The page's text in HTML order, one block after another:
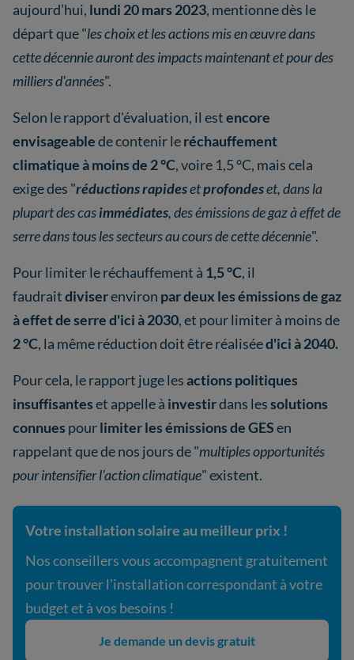
aujourd’hui, lundi 20 mars 2023, mentionne dès le
départ que "les choix et les actions mis en œuvre dans
cette décennie auront des impacts maintenant et pour des
milliers d'années".
Selon le rapport d'évaluation, il estencore
envisageablede contenir leréchauffement
climatique à moins de 2 °C, voire 1,5 °C, mais cela
exige des "réductions rapidesetprofondeset, dans la
plupart des casimmédiates, des émissions de gaz à effet de
serre dans tous les secteurs au cours de cette décennie".
Pour limiter le réchauffement à 1,5 °C, il
faudraitdiviserenviron par deux les émissions de gaz
à effet de serre d'ici à 2030, et pour limiter à moins de
2 °C, la même réduction doit être réaliséed'ici à 2040.
Pour cela, le rapport juge lesactions politiques
insuffisanteset appelle à investirdans lessolutions
connues pourlimiter les émissions de GESen
rappelant que de nos jours de "multiples opportunités
pour intensifier l'action climatique" existent.
Votre installation solaire au meilleur prix !
Nos conseillers vous accompagnent gratuitement
pour trouver l'installation correspondant à votre
budget et à vos besoins !
Je demande un devis gratuit